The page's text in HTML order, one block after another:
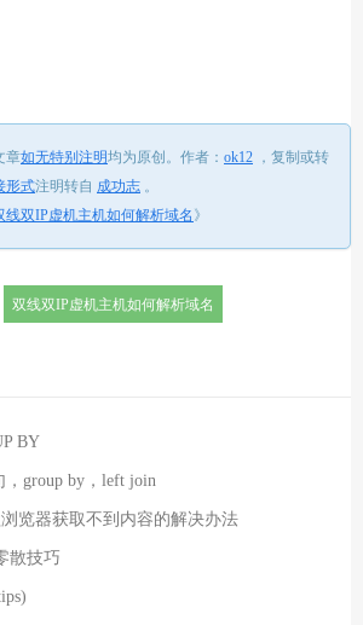
章如无特别注明均为原创。 作者： ok12 ， 复制或转
形式注明转自 成功志 。
线双IP虚机主机如何解析域名 》
双线双IP虚机主机如何解析域名
BY
group by，left join
览器获取不到内容的解决办法
散技巧